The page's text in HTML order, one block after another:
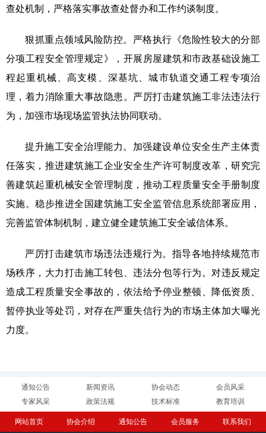
查处机制，严格落实事故查处督办和工作约谈制度。
狠抓重点领域风险防控。严格执行《危险性较大的分部
分项工程安全管理规定》，开展房屋建筑和市政基础设施工
程起重机械、高支模、深基坑、城市轨道交通工程专项治
理，着力消除重大事故隐患。严厉打击建筑施工非法违法行
为，加强市场现场监管执法协同联动。
提升施工安全治理能力。加强建设单位安全生产主体责
任落实，推进建筑施工企业安全生产许可制度改革，研究完
善建筑起重机械安全管理制度，推动工程质量安全手册制度
实施。稳步推进全国建筑施工安全监管信息系统部署应用，
完善监管体制机制，建立健全建筑施工安全诚信体系。
严厉打击建筑市场违法违规行为。指导各地持续规范市
场秩序，大力打击施工转包、违法分包等行为。对违反规定
造成工程质量安全事故的，依法给予停业整顿、降低资质、
暂停执业等处罚，对存在严重失信行为的市场主体加大曝光
力度。
通知公告 新闻资讯 协会动态
会员风采
专家风采
政策法规 技术标准 教育培训
网站首页 协会介绍 通知公告 会员服务 联系我们